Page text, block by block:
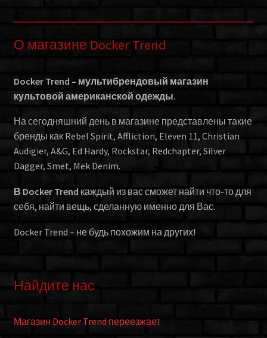
О магазине Docker Trend
Docker Trend – мультибрендовый магазин
культовой американской одежды.
На сегодняшний день в магазине представлены такие
бренды как Rebel Spirit, Affliction, Eleven 11, Christian
Audigier, A&G, Ed Hardy, Rockstar, Redchapter, Silver
Dagger, Smet, Mek Denim.
В Docker Trend каждый из вас сможет найти что-то для
себя, найти вещь, сделанную именно для Вас.
Docker Trend – не будь похожим на других!
Найдите нас
Магазин Docker Trend переезжает